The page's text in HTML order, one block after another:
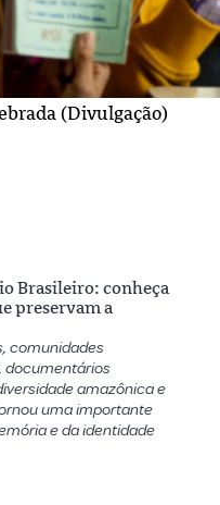
(Divulgação)
Brasileiro: conheça
preservam a
comunidades
documentários
amazônica e
uma importante
e da identidade